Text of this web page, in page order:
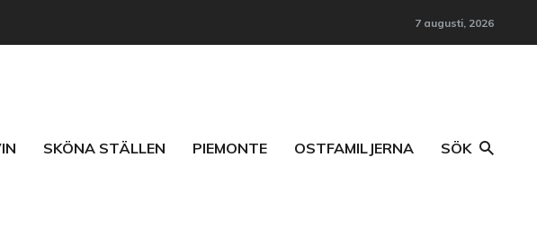
7 augusti, 2026
SKÖNA STÄLLEN PIEMONTE OSTFAMILJERNA SÖK